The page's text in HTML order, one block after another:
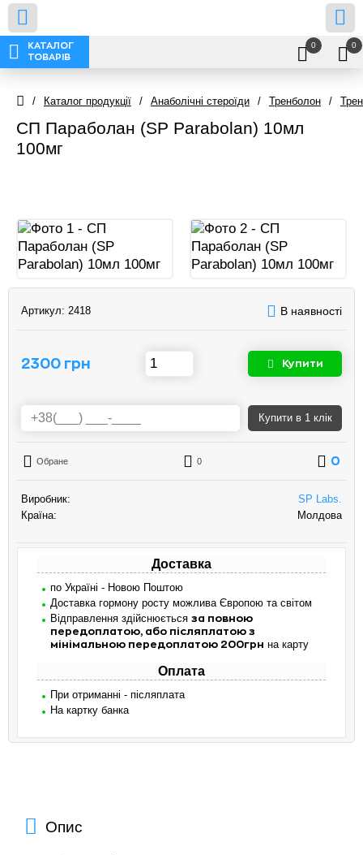
КАТАЛОГ
ТОВАРІВ
0 0
/ Каталог продукції / Анаболічні стероїди / Тренболон /
СП Параболан (SP Parabolan) 10мл
100мг
Артикул: 2418 В наявності
2300 грн Купити
Купити в 1 клік
Обране 0 0
Виробник:
SP Labs.
Країна:
Молдова
Доставка
по Україні - Новою Поштою
Доставка гормону росту можлива Європою та світом
Відправлення здійснюється за повною
передоплатою, або післяплатою з
мінімальною передоплатою 200грн на карту
Оплата
При отриманні - післяплата
На картку банка
Опис